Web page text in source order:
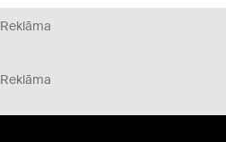
Reklāma
Reklāma